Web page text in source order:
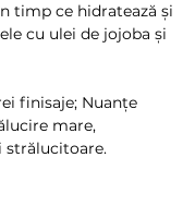
timp ce hidratează și
cu ulei de jojoba și
finisaje; Nuanțe
mare,
strălucitoare.